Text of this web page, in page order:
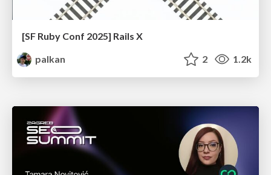
[SF Ruby Conf 2025] Rails X
palkan
2 1.2k